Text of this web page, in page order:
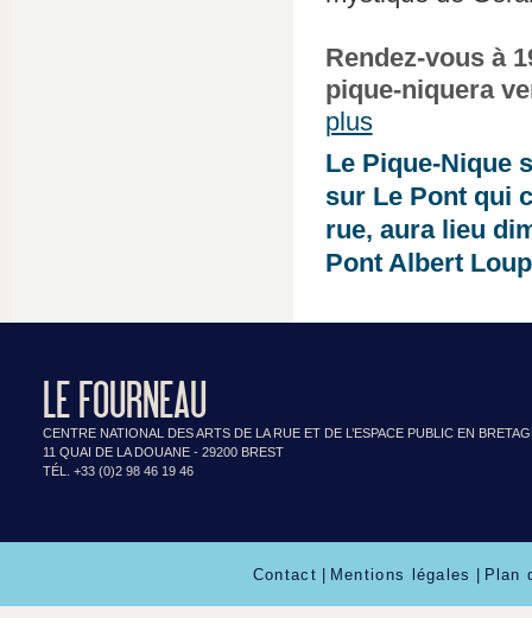
Rendez-vous à
pique-niquera
plus
Le Pique-Nique
sur Le Pont qui
rue, aura lieu
Pont Albert
LE FOURNEAU
CENTRE NATIONAL DES ARTS DE LA RUE ET DE L’ESPACE PUBLIC EN
11 QUAI DE LA DOUANE - 29200 BREST
TÉL. +33 (0)2 98 46 19 46
Contact | Mentions légales | Plan